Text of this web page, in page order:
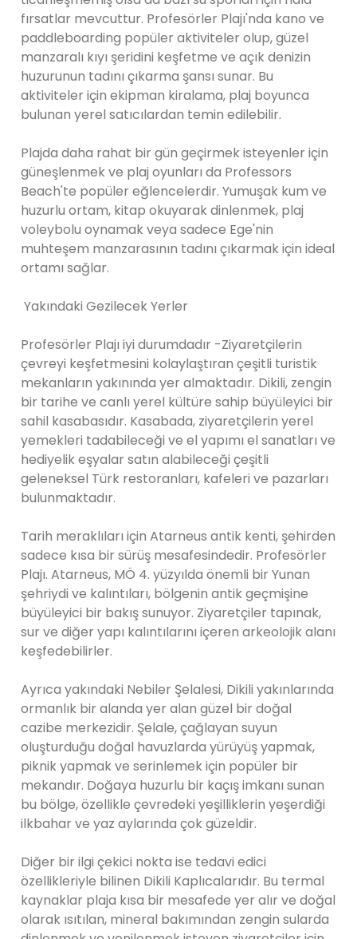
fırsatlar mevcuttur. Profesörler Plajı'nda kano ve
paddleboarding popüler aktiviteler olup, güzel
manzaralı kıyı şeridini keşfetme ve açık denizin
huzurunun tadını çıkarma şansı sunar. Bu
aktiviteler için ekipman kiralama, plaj boyunca
bulunan yerel satıcılardan temin edilebilir.
Plajda daha rahat bir gün geçirmek isteyenler için
güneşlenmek ve plaj oyunları da Professors
Beach'te popüler eğlencelerdir. Yumuşak kum ve
huzurlu ortam, kitap okuyarak dinlenmek, plaj
voleybolu oynamak veya sadece Ege'nin
muhteşem manzarasının tadını çıkarmak için ideal
ortamı sağlar.
Yakındaki Gezilecek Yerler
Profesörler Plajı iyi durumdadır -Ziyaretçilerin
çevreyi keşfetmesini kolaylaştıran çeşitli turistik
mekanların yakınında yer almaktadır. Dikili, zengin
bir tarihe ve canlı yerel kültüre sahip büyüleyici bir
sahil kasabasıdır. Kasabada, ziyaretçilerin yerel
yemekleri tadabileceği ve el yapımı el sanatları ve
hediyelik eşyalar satın alabileceği çeşitli
geleneksel Türk restoranları, kafeleri ve pazarları
bulunmaktadır.
Tarih meraklıları için Atarneus antik kenti, şehirden
sadece kısa bir sürüş mesafesindedir. Profesörler
Plajı. Atarneus, MÖ 4. yüzyılda önemli bir Yunan
şehriydi ve kalıntıları, bölgenin antik geçmişine
büyüleyici bir bakış sunuyor. Ziyaretçiler tapınak,
sur ve diğer yapı kalıntılarını içeren arkeolojik alanı
keşfedebilirler.
Ayrıca yakındaki Nebiler Şelalesi, Dikili yakınlarında
ormanlık bir alanda yer alan güzel bir doğal
cazibe merkezidir. Şelale, çağlayan suyun
oluşturduğu doğal havuzlarda yürüyüş yapmak,
piknik yapmak ve serinlemek için popüler bir
mekandır. Doğaya huzurlu bir kaçış imkanı sunan
bu bölge, özellikle çevredeki yeşilliklerin yeşerdiği
ilkbahar ve yaz aylarında çok güzeldir.
Diğer bir ilgi çekici nokta ise tedavi edici
özellikleriyle bilinen Dikili Kaplıcalarıdır. Bu termal
kaynaklar plaja kısa bir mesafede yer alır ve doğal
olarak ısıtılan, mineral bakımından zengin sularda